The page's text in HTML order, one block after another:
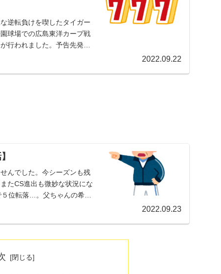
逆転負けを喫したタイガー
球場での広島東洋カープ戦
行われました。予告先発こ
2022.09.22
んでした。今シーズンも残
たCS進出も微妙な状況にな
位転落…。父ちゃんの希望
2022.09.23